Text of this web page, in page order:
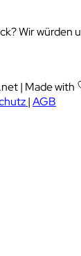
Wir würden
| Made with
|AGB